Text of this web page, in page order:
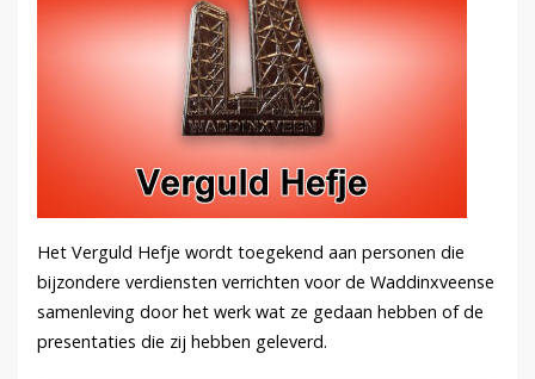
Het Verguld Hefje wordt toegekend aan personen die
bijzondere verdiensten verrichten voor de Waddinxveense
samenleving door het werk wat ze gedaan hebben of de
presentaties die zij hebben geleverd.